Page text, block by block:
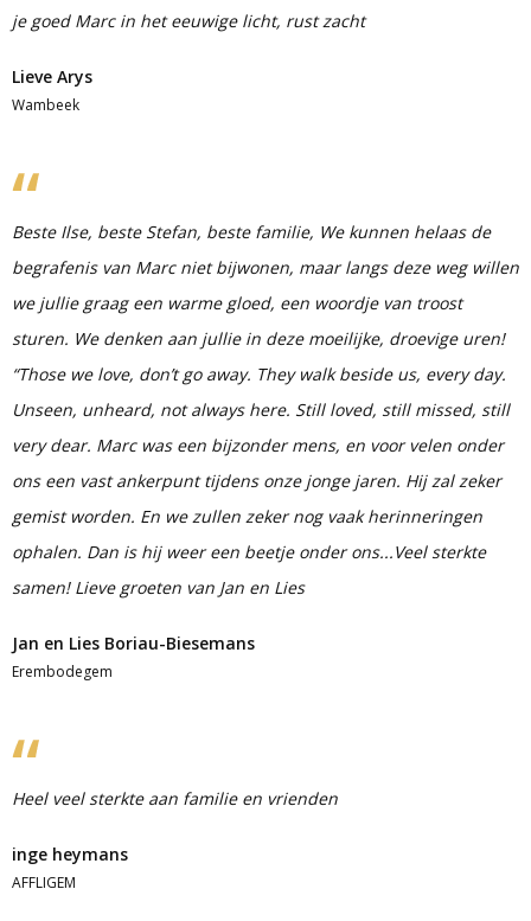
je goed Marc in het eeuwige licht, rust zacht
Lieve Arys
Wambeek
Beste Ilse, beste Stefan, beste familie, We kunnen helaas de
begrafenis van Marc niet bijwonen, maar langs deze weg willen
we jullie graag een warme gloed, een woordje van troost
sturen. We denken aan jullie in deze moeilijke, droevige uren!
“Those we love, don’t go away. They walk beside us, every day.
Unseen, unheard, not always here. Still loved, still missed, still
very dear. Marc was een bijzonder mens, en voor velen onder
ons een vast ankerpunt tijdens onze jonge jaren. Hij zal zeker
gemist worden. En we zullen zeker nog vaak herinneringen
ophalen. Dan is hij weer een beetje onder ons...Veel sterkte
samen! Lieve groeten van Jan en Lies
Jan en Lies Boriau-Biesemans
Erembodegem
Heel veel sterkte aan familie en vrienden
inge heymans
AFFLIGEM